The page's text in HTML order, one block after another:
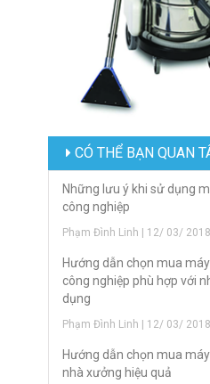
CÓ THỂ BẠN QUAN
Những lưu ý khi sử dụng
công nghiệp
Phạm Đình Linh | 12/ 03/ 2018
Hướng dẫn chọn mua
công nghiệp phù hợp với
dụng
Phạm Đình Linh | 12/ 03/ 2018
Hướng dẫn chọn mua
nhà xưởng hiệu quả